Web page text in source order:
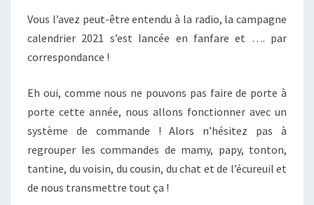
C
A
D
R
I
E
S
2
Vous l’avez peut-être entendu à la radio, la campagne
calendrier 2021 s’est lancée en fanfare et …. par
correspondance !
Eh oui, comme nous ne pouvons pas faire de porte à
porte cette année, nous allons fonctionner avec un
système de commande ! Alors n’hésitez pas à
regrouper les commandes de mamy, papy, tonton,
tantine, du voisin, du cousin, du chat et de l’écureuil et
de nous transmettre tout ça !